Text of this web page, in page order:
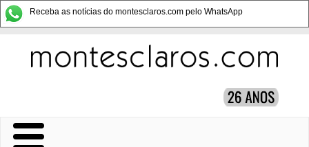
Receba as notícias do montesclaros.com pelo WhatsApp